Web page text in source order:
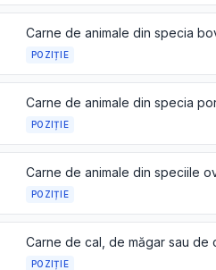
Carne de animale din specia
POZIȚIE
Carne de animale din specia
POZIȚIE
Carne de animale din speciile
POZIȚIE
Carne de cal, de măgar sau de
POZIȚIE